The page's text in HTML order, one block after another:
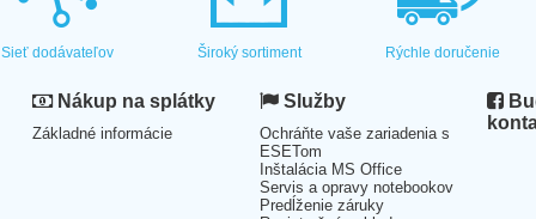
Sieť dodávateľov Široký sortiment Rýchle doručenie
Nákup na splátky
Základné informácie
Služby
Ochráňte vaše zariadenia s
ESETom
Inštalácia MS Office
Servis a opravy notebookov
Predĺženie záruky